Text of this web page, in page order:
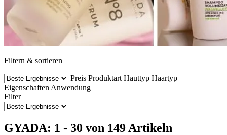
Filtern & sortieren
Preis Produktart Hauttyp Haartyp
Eigenschaften Anwendung
Filter
GYADA: 1 - 30 von 149 Artikeln